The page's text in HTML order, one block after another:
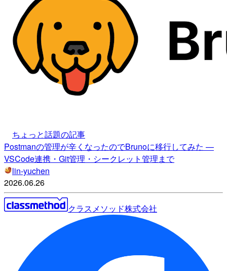
ちょっと話題の記事
Postmanの管理が辛くなったのでBrunoに移行してみた —
VSCode連携・Git管理・シークレット管理まで
lin-yuchen
2026.06.26
クラスメソッド株式会社